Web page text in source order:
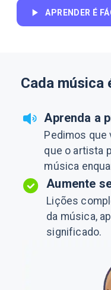
APRENDER É
Cada música
Aprenda a
Pedimos que
que o artista
música
Aumente
Lições
da música,
significado.